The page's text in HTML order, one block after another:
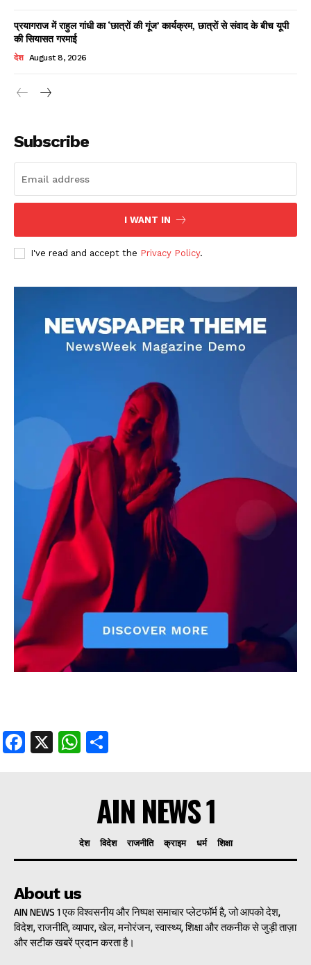
Read Latest News on AIN
AIN NEWS 1
Contact Us
Privacy Policy
Terms of Use Agreement
Facebook
X WhatsApp
Share
प्रयागराज में राहुल गांधी का ‘छात्रों की गूंज’ कार्यक्रम, छात्रों से संवाद के बीच यूपी
की सियासत गरमाई
देश August 8, 2026
Subscribe
I WANT IN
I've read and accept the Privacy Policy.
Facebook
X WhatsApp
AIN NEWS 1
देश विदेश राजनीति क्राइम धर्म शिक्षा
About us
AIN NEWS 1 एक विश्वसनीय और निष्पक्ष समाचार प्लेटफॉर्म है, जो आपको देश,
विदेश, राजनीति, व्यापार, खेल, मनोरंजन, स्वास्थ्य, शिक्षा और तकनीक से जुड़ी ताज़ा
और सटीक खबरें प्रदान करता है।